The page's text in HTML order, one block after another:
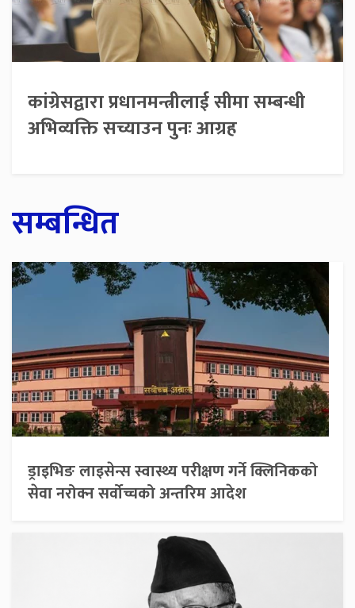
कांग्रेसद्वारा प्रधानमन्त्रीलाई सीमा सम्बन्धी
अभिव्यक्ति सच्याउन पुनः आग्रह
सम्बन्धित
ड्राइभिङ लाइसेन्स स्वास्थ्य परीक्षण गर्ने क्लिनिकको
सेवा नरोक्न सर्वोच्चको अन्तरिम आदेश